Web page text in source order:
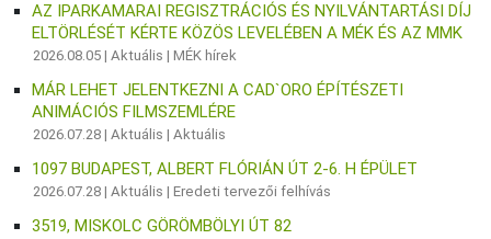
AZ IPARKAMARAI REGISZTRÁCIÓS ÉS NYILVÁNTARTÁSI DÍJ
ELTÖRLÉSÉT KÉRTE KÖZÖS LEVELÉBEN A MÉK ÉS AZ MMK
2026.08.05 |Aktuális |MÉK hírek
MÁR LEHET JELENTKEZNI A CAD`ORO ÉPÍTÉSZETI
ANIMÁCIÓS FILMSZEMLÉRE
2026.07.28 |Aktuális |Aktuális
1097 BUDAPEST, ALBERT FLÓRIÁN ÚT 2-6. H ÉPÜLET
2026.07.28 |Aktuális |Eredeti tervezői felhívás
3519, MISKOLC GÖRÖMBÖLYI ÚT 82